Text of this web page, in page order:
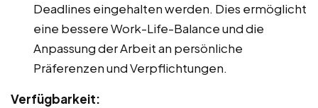
Deadlines eingehalten werden. Dies ermöglicht
eine bessere Work-Life-Balance und die
Anpassung der Arbeit an persönliche
Präferenzen und Verpflichtungen.
Verfügbarkeit: